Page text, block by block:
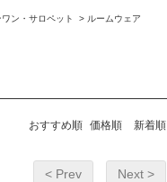
ン・サロペット > ルームウェア
おすすめ順 価格順 新着順
< Prev Next >